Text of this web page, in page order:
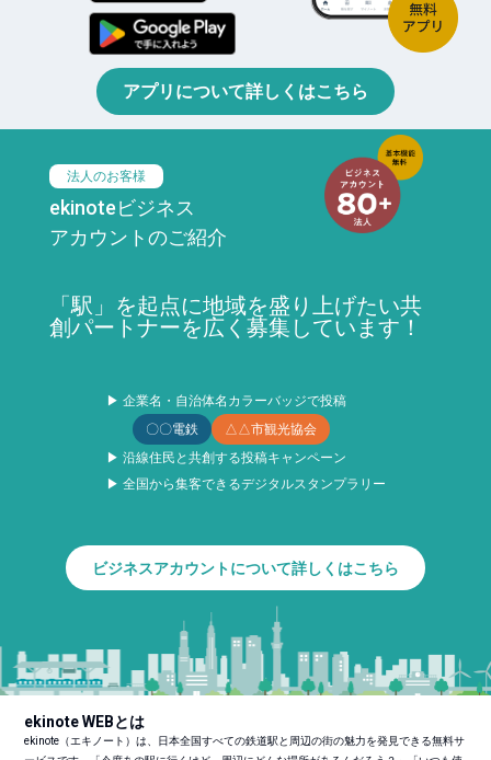
アプリについて詳しくはこちら
法人のお客様
ekinoteビジネス
アカウントのご紹介
「駅」を起点に地域を盛り上げたい共
創パートナーを広く募集しています！
▶ 企業名・自治体名カラーバッジで投稿
〇〇電鉄
△△市観光協会
▶ 沿線住民と共創する投稿キャンペーン
▶ 全国から集客できるデジタルスタンプラリー
ビジネスアカウントについて詳しくはこちら
ekinote WEBとは
ekinote（エキノート）は、日本全国すべての鉄道駅と周辺の街の魅力を発見できる無料サ